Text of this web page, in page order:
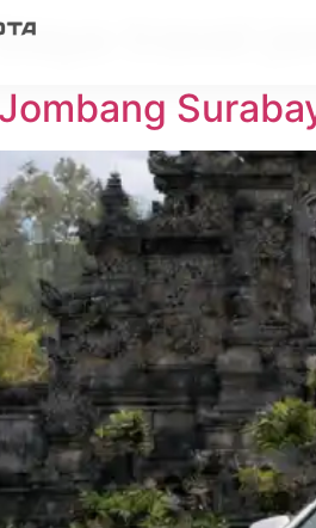
travel